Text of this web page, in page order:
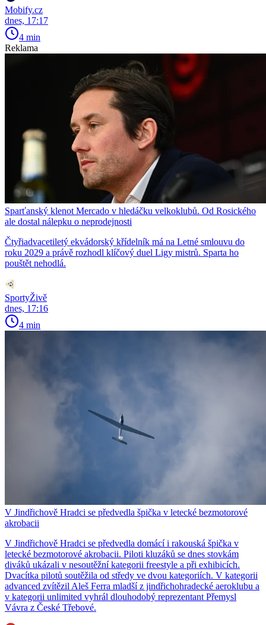
Mobify.cz
dnes, 17:17
4 min
Reklama
Sparťanský klenot Mercado v hledáčku velkoklubů. Od Rosického
ale dostal nálepku o neprodejnosti
Čtyřiadvacetiletý ekvádorský křídelník má na Letné smlouvu do
roku 2029 a právě rozhodl klíčový duel Ligy mistrů. Sparta ho
pouštět nehodlá.
SportyŽivě
dnes, 17:16
4 min
V Jindřichově Hradci se předvedla špička v letecké bezmotorové
akrobacii
V Jindřichově Hradci se předvedla domácí i rakouská špička v
letecké bezmotorové akrobacii. Piloti kluzáků se dnes stovkám
diváků ukázali v nesoutěžní kategorii freestyle a při exhibicích.
Dvacítka pilotů soutěžila od středy ve dvou kategoriích. V kategorii
advanced zvítězil Aleš Ferra mladší z jindřichohradecké aeroklubu a
v kategorii unlimited vyhrál dlouhodobý reprezentant Přemysl
Vávra z České Třebové.